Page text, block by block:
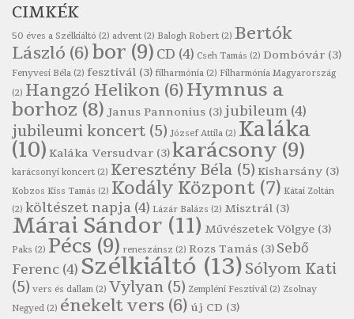
Szélkiáltó
Robert Burns: Árpa Jankó
Szélkiáltó
Robert Burns: Most hoci a számlát
Szélkiáltó
Robert Burns: Most hoci a számlát
Szélkiáltó
Robert Burns: Nagyhasú flaskó…
Szélkiáltó
Robert Burns: Skót ital
Szélkáltó
Robert Burns: Skót ital
Szélkiáltó
Simkó Péter: Károgós
Szélkiáltó
CIMKÉK
50 éves a Szélkiáltó (2) advent (2) Balogh Robert (2) Bertók
László (6)bor (9) CD (4) Cseh Tamás (2) Dombóvár (3)
Fenyvesi Béla (2) fesztivál (3) filharmónia (2) Filharmónia Magyarország
(2) Hangzó Helikon (6)Hymnus a
borhoz (8) Janus Pannonius (3)jubileum (4)
jubileumi koncert (5) József Attila (2) Kaláka
(10) Kaláka Versudvar (3)karácsony (9)
karácsonyi koncert (2) Keresztény Béla (5) Kisharsány (3)
Kobzos Kiss Tamás (2) Kodály Központ (7) Kátai Zoltán
(2) költészet napja (4) Lázár Balázs (2) Misztrál (3)
Márai Sándor (11) Művészetek Völgye (3)
Paks (2) Pécs (9) reneszánsz (2) Rozs Tamás (3) Sebő
Ferenc (4) Szélkiáltó (13)Sólyom Kati
(5) vers és dallam (2) Vylyan (5) Zempléni Fesztivál (2) Zsolnay
Negyed (2) énekelt vers (6) új CD (3)